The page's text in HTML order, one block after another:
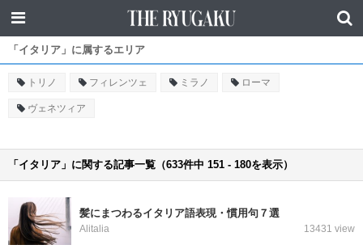
「イタリア」に属するエリア
トリノ フィレンツェ ミラノ ローマ
ヴェネツィア
「イタリア」に関する記事一覧（633件中 151 - 180を表示）
髪にまつわるイタリア語表現・慣用句７選
Alitalia 13431 view